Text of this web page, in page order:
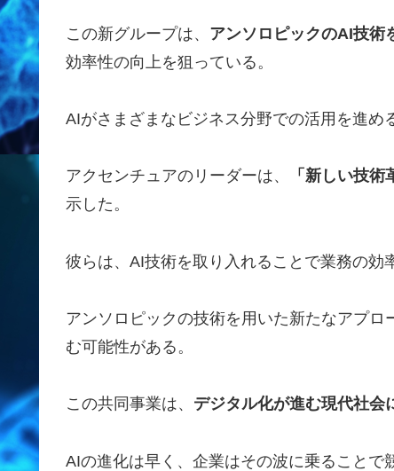
この新グループは、 アンソロピックのAI技術
効率性の向上を狙っている。
AIがさまざまなビジネス分野での活用を進め
アクセンチュアのリーダーは、 「新しい技
示した。
彼らは、AI技術を取り入れることで業務の効
アンソロピックの技術を用いた新たなアプ
む可能性がある。
この共同事業は、 デジタル化が進む現代社会
AIの進化は早く、企業はその波に乗ることで